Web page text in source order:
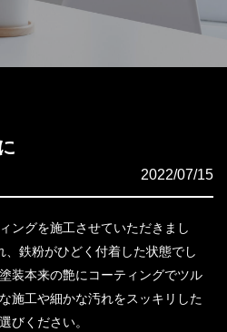
2022/07/15
ングを施工させていただきまし
鉄粉がひどく付着した状態でし
装本来の艶にコーティングでツル
施工や細かな汚れをスッキリした
びください。